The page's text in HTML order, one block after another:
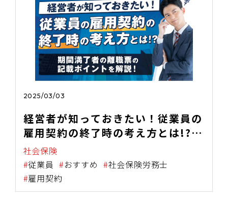
2025/03/03
経営者が知っておきたい！従業員の
雇用契約の終了時の考え方とは!?期
間満了者の離職票の 記載ポイント
を解説！
社会保険
従業員
おすすめ
社会保険労務士
雇用契約